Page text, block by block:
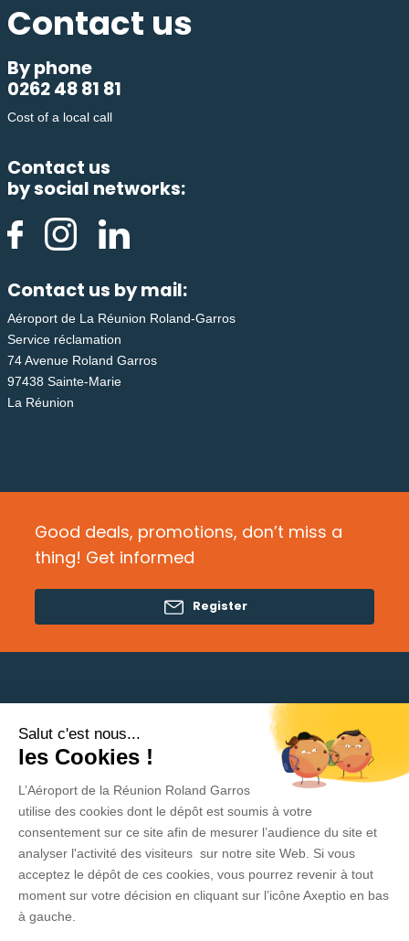
Salut c'est nous...
les Cookies !
L’Aéroport de la Réunion Roland Garros
utilise des cookies dont le dépôt est soumis à votre
consentement sur ce site afin de mesurer l’audience du site et
analyser l'activité des visiteurs sur notre site Web. Si vous
acceptez le dépôt de ces cookies, vous pourrez revenir à tout
moment sur votre décision en cliquant sur l’icône Axeptio en bas
à gauche.
Contact us
By phone
0262 48 81 81
Cost of a local call
Contact us
by social networks:
Contact us by mail:
Aéroport de La Réunion Roland-Garros
Service réclamation
74 Avenue Roland Garros
97438 Sainte-Marie
La Réunion
Good deals, promotions, don’t miss a
thing! Get informed
Register
Need help?
Privacy Policy
Legal Information
Contact
General Conditions of sale and use